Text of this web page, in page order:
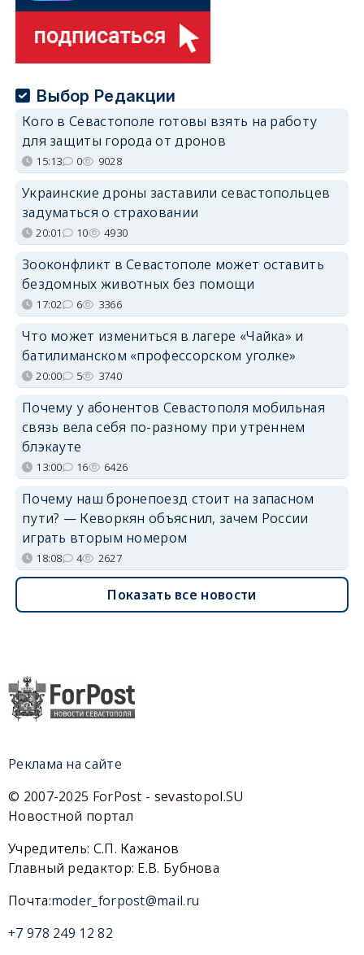
Выбор Редакции
Кого в Севастополе готовы взять на работу
для защиты города от дронов
15:13 0 9028
Украинские дроны заставили севастопольцев
задуматься о страховании
20:01 10 4930
Зооконфликт в Севастополе может оставить
бездомных животных без помощи
17:02 6 3366
Что может измениться в лагере «Чайка» и
батилиманском «профессорском уголке»
20:00 5 3740
Почему у абонентов Севастополя мобильная
связь вела себя по-разному при утреннем
блэкауте
13:00 16 6426
Почему наш бронепоезд стоит на запасном
пути? — Кеворкян объяснил, зачем России
играть вторым номером
18:08 4 2627
Показать все новости
Реклама на сайте
© 2007-2025 ForPost - sevastopol.SU
Новостной портал
Учредитель: С.П. Кажанов
Главный редактор: Е.В. Бубнова
Почта:moder_forpost@mail.ru
+7 978 249 12 82